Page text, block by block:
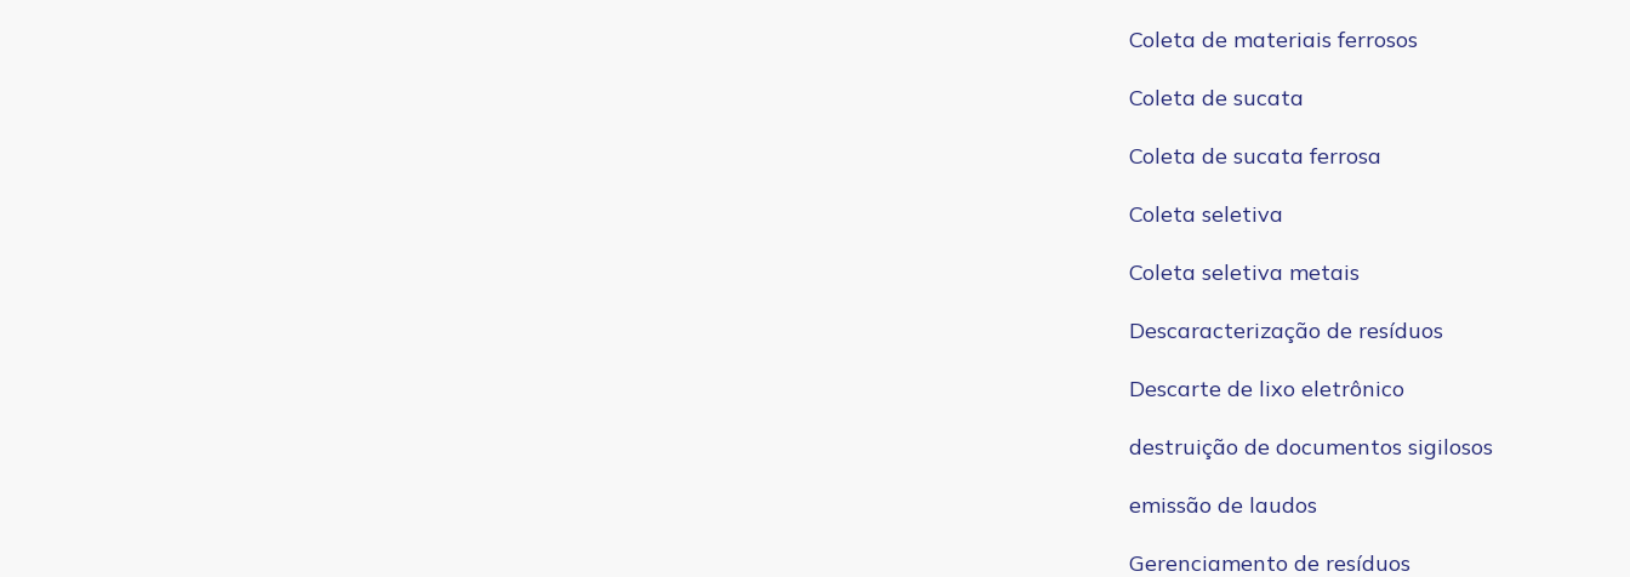
Coleta de materiais ferrosos
Coleta de sucata
Coleta de sucata ferrosa
Coleta seletiva
Coleta seletiva metais
Descaracterização de resíduos
Descarte de lixo eletrônico
destruição de documentos sigilosos
emissão de laudos
Gerenciamento de resíduos